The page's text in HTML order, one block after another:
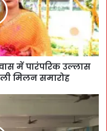
में पारंपरिक उल्लास
मिलन समारोह